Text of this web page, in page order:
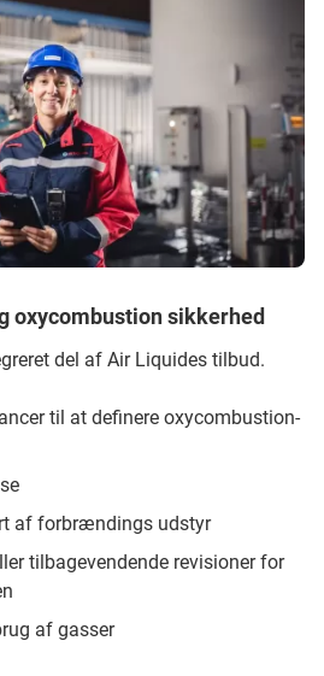
oxycombustion sikkerhed
del af Air Liquides tilbud.
til at definere oxycombustion-
af forbrændings udstyr
tilbagevendende revisioner for
af gasser